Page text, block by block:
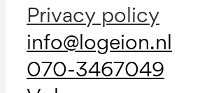
Privacy policy
info@logeion.nl
070-3467049